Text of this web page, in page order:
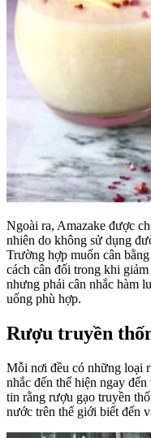
Ngoài ra, Amazake được
nhiên do không sử dụng
Trường hợp muốn cân
cách cân đối trong khi
nhưng phải cân nhắc hàm
uống phù hợp.
Rượu truyền
Mỗi nơi đều có những loại
nhắc đến thể hiện ngay
tin rằng rượu gạo truyền
nước trên thế giới biết đến